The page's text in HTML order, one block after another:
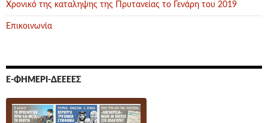
Χρονικό της καταληψης της Πρυτανείας το Γενάρη του 2019
Επικοινωνία
Ε-ΦΗΜΕΡΊ-ΔΕΕΕΕΣ